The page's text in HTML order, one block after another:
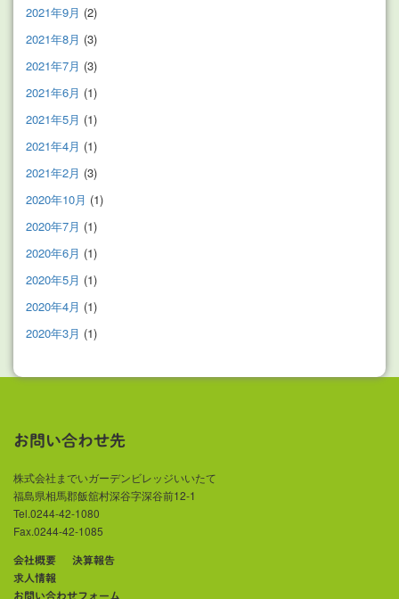
2021年9月 (2)
2021年8月 (3)
2021年7月 (3)
2021年6月 (1)
2021年5月 (1)
2021年4月 (1)
2021年2月 (3)
2020年10月 (1)
2020年7月 (1)
2020年6月 (1)
2020年5月 (1)
2020年4月 (1)
2020年3月 (1)
お問い合わせ先
株式会社までいガーデンビレッジいいたて
福島県相馬郡飯舘村深谷字深谷前12-1
Tel.0244-42-1080
Fax.0244-42-1085
会社概要
決算報告
求人情報
お問い合わせフォーム